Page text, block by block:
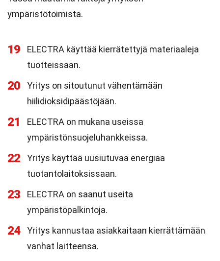
ympäristötoimista.
19
ELECTRA käyttää kierrätettyjä materiaaleja
tuotteissaan.
20
Yritys on sitoutunut vähentämään
hiilidioksidipäästöjään.
21
ELECTRA on mukana useissa
ympäristönsuojeluhankkeissa.
22
Yritys käyttää uusiutuvaa energiaa
tuotantolaitoksissaan.
23
ELECTRA on saanut useita
ympäristöpalkintoja.
24
Yritys kannustaa asiakkaitaan kierrättämään
vanhat laitteensa.